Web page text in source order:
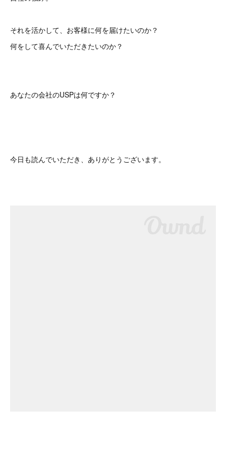
それを活かして、お客様に何を届けたいのか？
何をして喜んでいただきたいのか？
あなたの会社のUSPは何ですか？
今日も読んでいただき、ありがとうございます。